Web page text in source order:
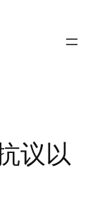
议以